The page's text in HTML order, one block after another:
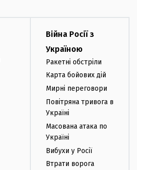
Війна Росії з
Україною
Ракетні обстріли
Карта бойових дій
Мирні переговори
Повітряна тривога в
Україні
Масована атака по
Україні
Вибухи у Росії
Втрати ворога